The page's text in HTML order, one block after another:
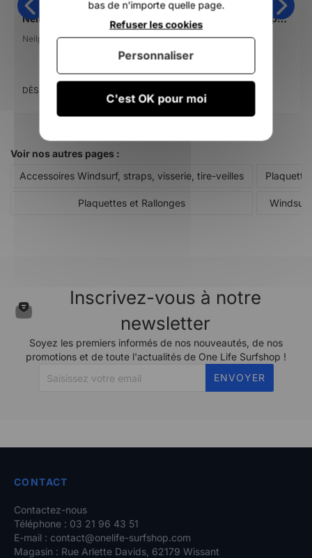
Neilpryde
DÈS 279,00 €
Tire veille Duotone uphaul pro
Duotone
Voir nos autres pages :
Accessoires Windsurf, straps, visserie, tire-veilles
Plaquettes et Rallonges Windsurf
Inscrivez-vous à notre
newsletter
Soyez les premiers informés de nos nouveautés, de nos
promotions et de toute l'actualités de One Life Surfshop !
ENVOYER
CONTACT
Contactez-nous
Téléphone : 03 21 96 43 51
E-mail : contact@onelife-surfshop.com
Magasin : Rue Arlette Davids, 62179 Wissant
bas de n'importe quelle page.
C'est OK pour moi
Refuser les cookies
Personnaliser